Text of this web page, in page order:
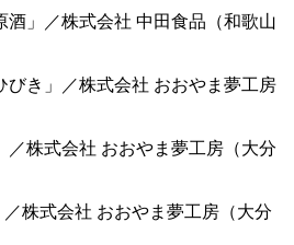
酒」／株式会社 中田食品（和歌山
びき」／株式会社 おおやま夢工房
／株式会社 おおやま夢工房（大分
／株式会社 おおやま夢工房（大分